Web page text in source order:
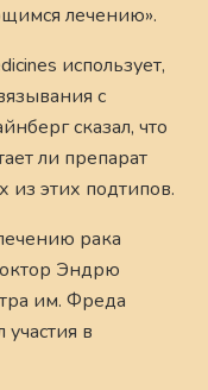
лечению».
использует,
с
сказал, что
ли препарат
этих подтипов.
рака
Эндрю
им. Фреда
в